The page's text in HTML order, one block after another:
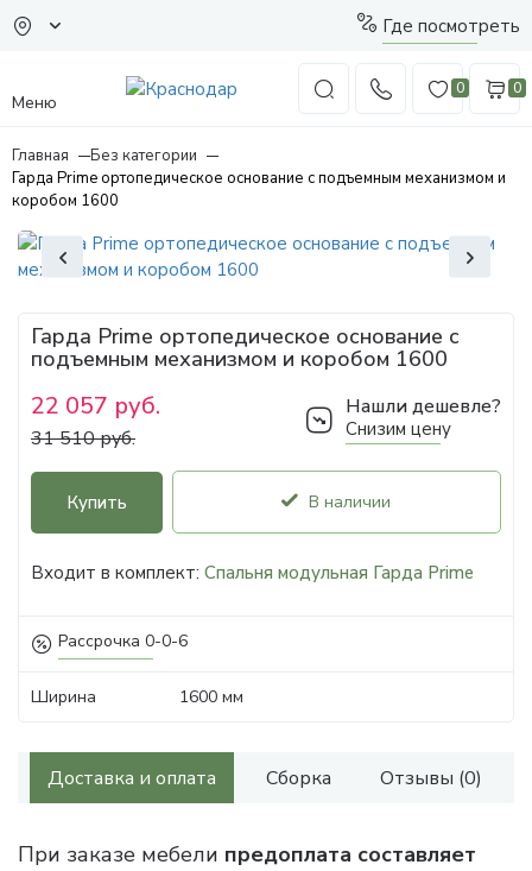
Где посмотреть
Меню
0 0
Главная
Без категории
Гарда Prime ортопедическое основание с подъемным механизмом и
коробом 1600
Рассрочка 0-0-6
Гарда Prime ортопедическое основание с
подъемным механизмом и коробом 1600
22 057 руб.
31 510 руб.
Нашли дешевле?
Снизим цену
Купить В наличии
Входит в комплект: Спальня модульная Гарда Prime
Ширина 1600 мм
Доставка и оплата Сборка Отзывы (0)
При заказе мебели предоплата составляет